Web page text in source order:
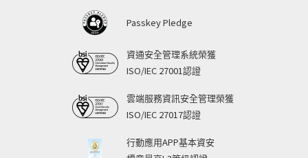
Passkey Pledge
資通安全管理系統榮獲
ISO/IEC 27001認證
雲端服務資訊安全管理榮獲
ISO/IEC 27017認證
行動應用APP基本資安